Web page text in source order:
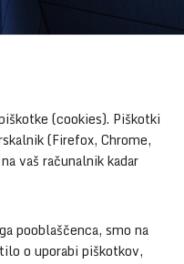
(cookies). Piškotki
(Firefox, Chrome,
vaš računalnik kadar
pooblaščenca, smo na
o uporabi piškotkov,